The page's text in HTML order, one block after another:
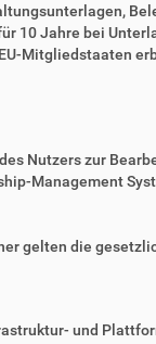
10 Jahre bei
Mitgliedstaaten
Nutzers zur
Management
gelten die
und